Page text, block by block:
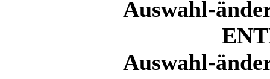
Auswahl-
Auswahl-